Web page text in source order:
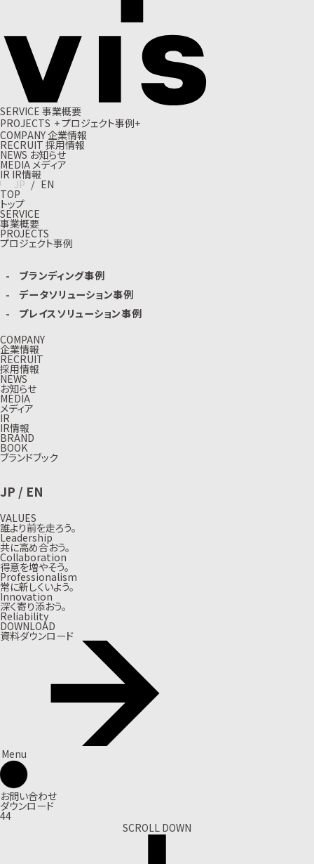
SERVICE 事業概要
PROJECTS +プロジェクト事例+
COMPANY企業情報
RECRUIT 採用情報
NEWS お知らせ
MEDIA メディア
IR IR情報
JP / EN
TOP
トップ
SERVICE
事業概要
PROJECTS
プロジェクト事例
ブランディング事例
データソリューション事例
プレイスソリューション事例
COMPANY
企業情報
RECRUIT
採用情報
NEWS
お知らせ
MEDIA
メディア
IR
IR情報
BRAND
BOOK
ブランドブック
JP / EN
VALUES
誰より前を走ろう。
Leadership
共に高め合おう。
Collaboration
得意を増やそう。
Professionalism
常に新しくいよう。
Innovation
深く寄り添おう。
Reliability
DOWNLOAD
資料ダウンロード
Menu
お問い合わせ
ダウンロード
44
SCROLL DOWN